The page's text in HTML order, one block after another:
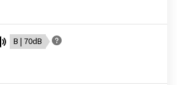
B | 70dB